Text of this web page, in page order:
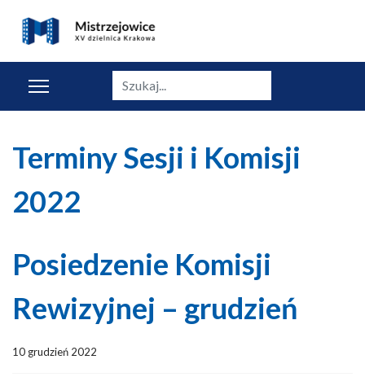
Szukaj
Terminy Sesji i Komisji
2022
Posiedzenie Komisji
Rewizyjnej – grudzień
10 grudzień 2022